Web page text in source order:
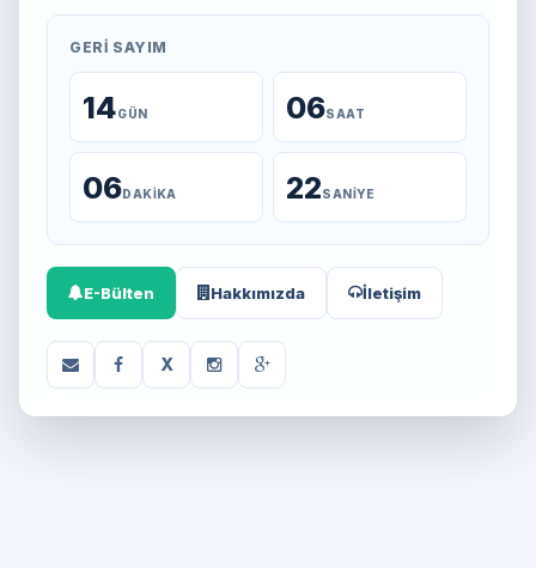
GERI SAYIM
14GÜN 06SAAT
06DAKIKA 22SANIYE
E-Bülten Hakkımızda İletişim
X